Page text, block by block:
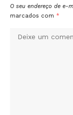
O seu endereço de e-
marcados com *